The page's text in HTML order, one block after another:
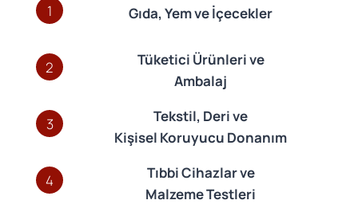
1 Gıda, Yem ve İçecekler
2
Tüketici Ürünleri ve
Ambalaj
3
Tekstil, Deri ve
Kişisel Koruyucu Donanım
4
Tıbbi Cihazlar ve
Malzeme Testleri